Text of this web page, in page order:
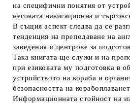
на специфични понятия от
неговата навигационна и
В същия аспект следва да се
тенденция на преподаване на
заведения и центрове за
Така книгата ще служи и на
при езиковата му подготовка в
устройството на кораба и
безопасността на
Информационната стойност на